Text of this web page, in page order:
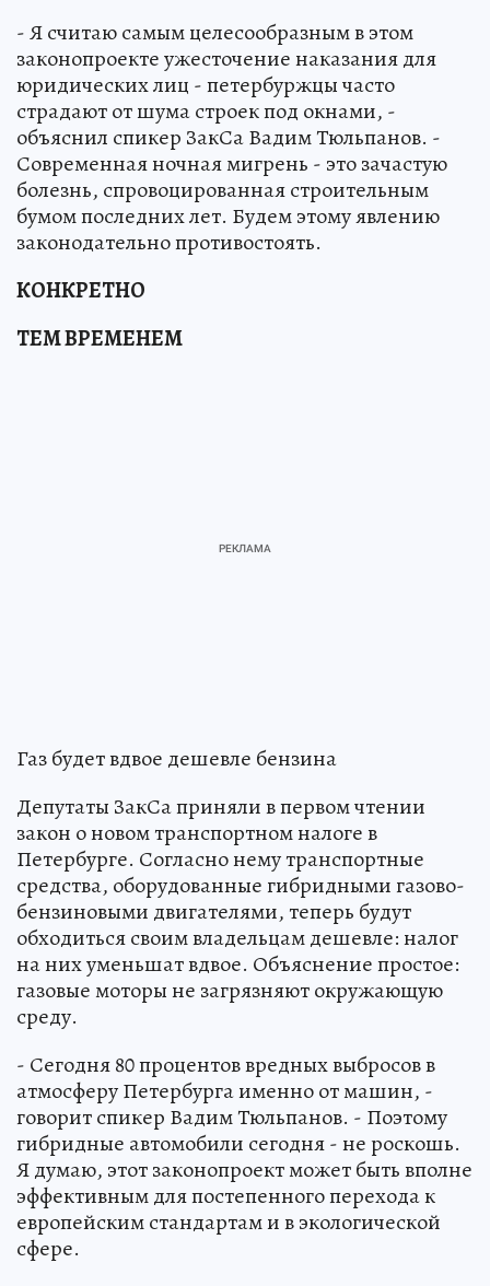
- Я считаю самым целесообразным в этом
законопроекте ужесточение наказания для
юридических лиц - петербуржцы часто
страдают от шума строек под окнами, -
объяснил спикер ЗакСа Вадим Тюльпанов. -
Современная ночная мигрень - это зачастую
болезнь, спровоцированная строительным
бумом последних лет. Будем этому явлению
законодательно противостоять.
КОНКРЕТНО
ТЕМ ВРЕМЕНЕМ
Газ будет вдвое дешевле бензина
Депутаты ЗакСа приняли в первом чтении
закон о новом транспортном налоге в
Петербурге. Согласно нему транспортные
средства, оборудованные гибридными газово-
бензиновыми двигателями, теперь будут
обходиться своим владельцам дешевле: налог
на них уменьшат вдвое. Объяснение простое:
газовые моторы не загрязняют окружающую
среду.
- Сегодня 80 процентов вредных выбросов в
атмосферу Петербурга именно от машин, -
говорит спикер Вадим Тюльпанов. - Поэтому
гибридные автомобили сегодня - не роскошь.
Я думаю, этот законопроект может быть вполне
эффективным для постепенного перехода к
европейским стандартам и в экологической
сфере.